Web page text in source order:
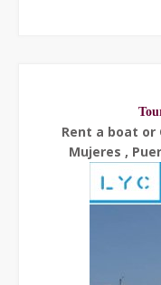
Rent a boat or
Mujeres ,